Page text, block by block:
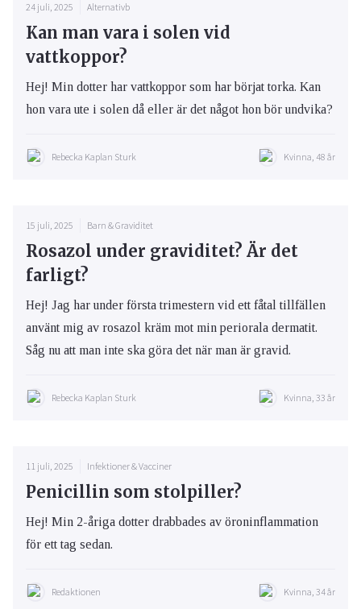
24 juli, 2025 Alternativb
Kan man vara i solen vid
vattkoppor?
Hej! Min dotter har vattkoppor som har börjat torka. Kan
hon vara ute i solen då eller är det något hon bör undvika?
Rebecka Kaplan Sturk Kvinna, 48 år
15 juli, 2025 Barn & Graviditet
Rosazol under graviditet? Är det
farligt?
Hej! Jag har under första trimestern vid ett fåtal tillfällen
använt mig av rosazol kräm mot min periorala dermatit.
Såg nu att man inte ska göra det när man är gravid.
Rebecka Kaplan Sturk Kvinna, 33 år
11 juli, 2025 Infektioner & Vacciner
Penicillin som stolpiller?
Hej! Min 2-åriga dotter drabbades av öroninflammation
för ett tag sedan.
Redaktionen Kvinna, 34 år